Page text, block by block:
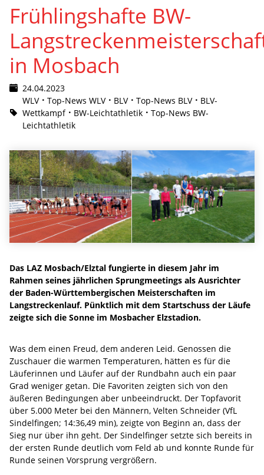
Frühlingshafte BW-
in Mosbach
24.04.2023
WLV
Top-News WLV BLV Top-News BLV
BLV-
Wettkampf
BW-Leichtathletik
Top-News BW-
Leichtathletik
Das LAZ Mosbach/Elztal fungierte in diesem Jahr im
Rahmen seines jährlichen Sprungmeetings als Ausrichter
der Baden-Württembergischen Meisterschaften im
Langstreckenlauf. Pünktlich mit dem Startschuss der Läufe
zeigte sich die Sonne im Mosbacher Elzstadion.
Was dem einen Freud, dem anderen Leid. Genossen die
Zuschauer die warmen Temperaturen, hätten es für die
Läuferinnen und Läufer auf der Rundbahn auch ein paar
Grad weniger getan. Die Favoriten zeigten sich von den
äußeren Bedingungen aber unbeeindruckt. Der Topfavorit
über 5.000 Meter bei den Männern, Velten Schneider (VfL
Sindelfingen; 14:36,49 min), zeigte von Beginn an, dass der
Sieg nur über ihn geht. Der Sindelfinger setzte sich bereits in
der ersten Runde deutlich vom Feld ab und konnte Runde für
Runde seinen Vorsprung vergrößern.